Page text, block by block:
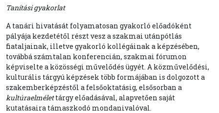
Tanítási gyakorlat
A tanári hivatását folyamatosan gyakorló előadóként
pályája kezdetétől részt vesz a szakmai utánpótlás
fiataljainak, illetve gyakorló kollégáinak a képzésében,
továbbá számtalan konferencián, szakmai fórumon
képviselte a közösségi művelődés ügyét. A közművelődési,
kulturális tárgyú képzések több formájában is dolgozott a
szakemberképzéstől a felsőoktatásig, elsősorban a
kultúraelmélettárgy előadásával, alapvetően saját
kutatásaira támaszkodó mondanivalóval.